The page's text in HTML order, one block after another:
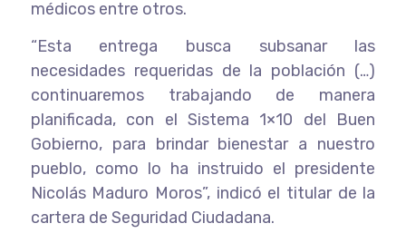
médicos entre otros.
“Esta entrega busca subsanar las
necesidades requeridas de la población (…)
continuaremos trabajando de manera
planificada, con el Sistema 1×10 del Buen
Gobierno, para brindar bienestar a nuestro
pueblo, como lo ha instruido el presidente
Nicolás Maduro Moros”, indicó el titular de la
cartera de Seguridad Ciudadana.